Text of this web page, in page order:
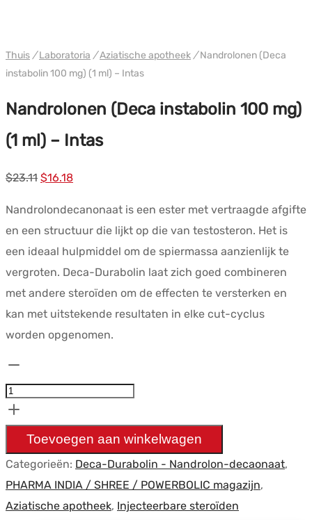
Thuis / Laboratoria /Aziatische apotheek /Nandrolonen (Deca
instabolin 100 mg) (1 ml) – Intas
Nandrolonen (Deca instabolin 100 mg)
(1 ml) – Intas
$23.11 Oorspronkelijke
$16.18Huidige
Nandrolondecanonaat is een ester met vertraagde afgifte
en een structuur die lijkt op die van testosteron. Het is
een ideaal hulpmiddel om de spiermassa aanzienlijk te
vergroten. Deca-Durabolin laat zich goed combineren
met andere steroïden om de effecten te versterken en
kan met uitstekende resultaten in elke cut-cyclus
worden opgenomen.
(Deca
100mg)
(1
ml)
-
Intas
Toevoegen aan winkelwagen
Categorieën: Deca-Durabolin - Nandrolon-decaonaat,
PHARMA INDIA / SHREE / POWERBOLIC magazijn,
Aziatische apotheek, Injecteerbare steroïden